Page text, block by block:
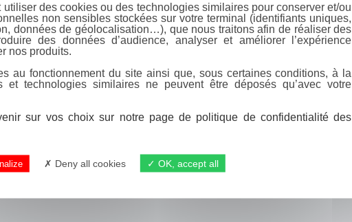
des cookies ou des technologies similaires pour conserver et/ou
non sensibles stockées sur votre terminal (identifiants uniques,
données de géolocalisation…), que nous traitons afin de réaliser des
des données d’audience, analyser et améliorer l’expérience
nos produits.
au fonctionnement du site ainsi que, sous certaines conditions, à la
et technologies similaires ne peuvent être déposés qu’avec votre
sur vos choix sur notre page de politique de confidentialité des
Deny all cookies OK, accept all